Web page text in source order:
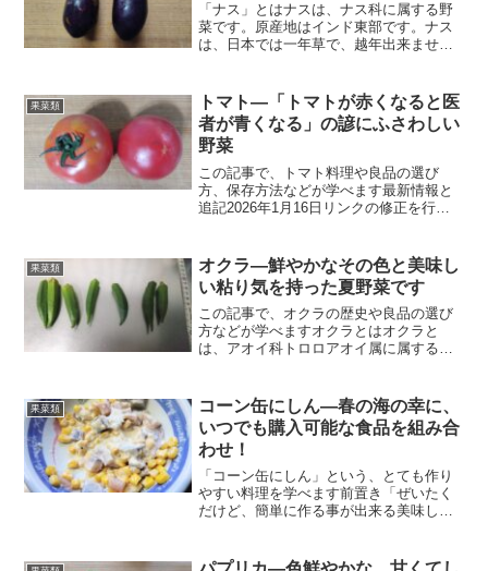
「ナス」とはナスは、ナス科に属する野
菜です。原産地はインド東部です。ナス
は、日本では一年草で、越年出来ません
れる事も多いナスですが、秋でも美味し
く楽しめる野菜です。簡単...
果菜類
トマト―「トマトが赤くなると医
者が青くなる」の諺にふさわしい
野菜
この記事で、トマト料理や良品の選び
方、保存方法などが学べます最新情報と
追記2026年1月16日リンクの修正を行い
目指して更新し続けます。「トマト」と
はトマトは、ナス科ト...
果菜類
オクラ―鮮やかなその色と美味し
い粘り気を持った夏野菜です
この記事で、オクラの歴史や良品の選び
方などが学べますオクラとはオクラと
は、アオイ科トロロアオイ属に属する野
多いですが、まだはっきりとはしていま
せん。鮮やかな緑色と、美...
果菜類
コーン缶にしん―春の海の幸に、
いつでも購入可能な食品を組み合
わせ！
「コーン缶にしん」という、とても作り
やすい料理を学べます前置き「ぜいたく
だけど、簡単に作る事が出来る美味しい
す。正直これまで、とうもろこしを使っ